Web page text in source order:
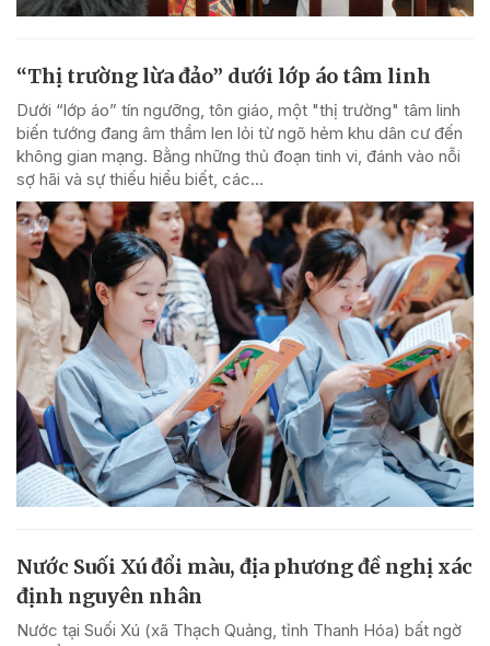
“Thị trường lừa đảo” dưới lớp áo tâm linh
Dưới “lớp áo” tín ngưỡng, tôn giáo, một "thị trường" tâm linh
biến tướng đang âm thầm len lỏi từ ngõ hẻm khu dân cư đến
không gian mạng. Bằng những thủ đoạn tinh vi, đánh vào nỗi
sợ hãi và sự thiếu hiểu biết, các...
Nước Suối Xú đổi màu, địa phương đề nghị xác
định nguyên nhân
Nước tại Suối Xú (xã Thạch Quảng, tỉnh Thanh Hóa) bất ngờ